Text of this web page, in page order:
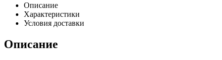
Описание
Характеристики
Условия доставки
Описание